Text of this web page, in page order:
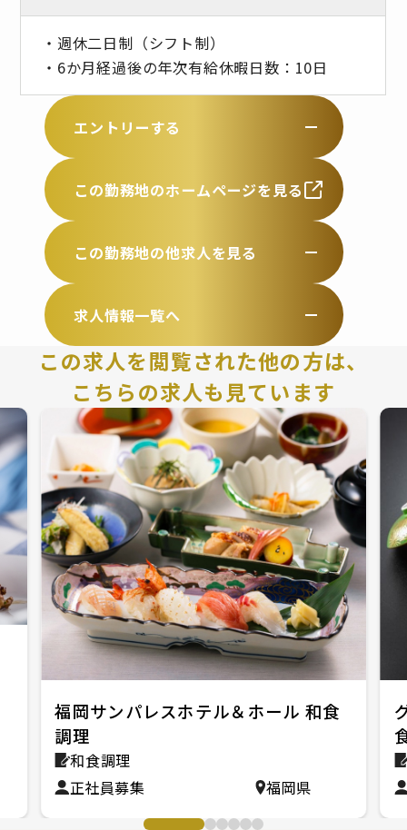
・週休二日制（シフト制）
・6か月経過後の年次有給休暇日数：10日
エントリーする
この勤務地のホームページを見る
この勤務地の他求人を見る
求人情報一覧へ
この求人を閲覧された他の方は、
こちらの求人も見ています
福岡サンパレスホテル＆ホール 和食
調理
和食調理
正社員募集
福岡県